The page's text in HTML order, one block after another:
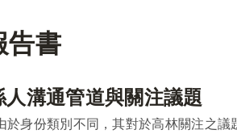
告書
人溝通管道與關注議題
於身份類別不同，其對於高林關注之